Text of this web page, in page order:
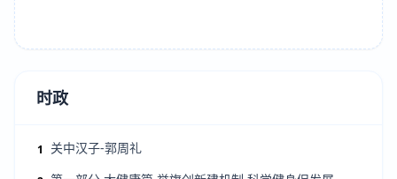
时政
1 关中汉子-郭周礼